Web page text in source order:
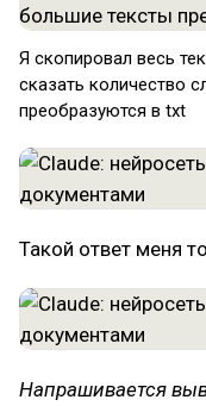
Я скопировал весь
сказать количество
преобразуются в txt
Такой ответ меня
Напрашивается